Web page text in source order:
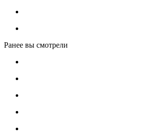
Ранее вы смотрели